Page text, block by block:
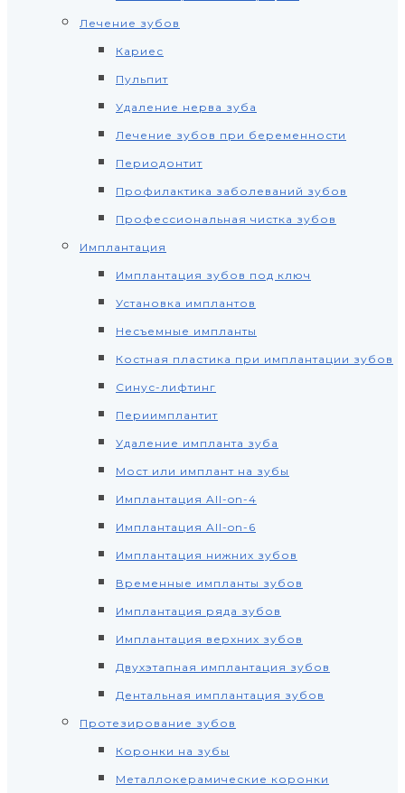
Лечение зубов
Кариес
Пульпит
Удаление нерва зуба
Лечение зубов при беременности
Периодонтит
Профилактика заболеваний зубов
Профессиональная чистка зубов
Имплантация
Имплантация зубов под ключ
Установка имплантов
Несъемные импланты
Костная пластика при имплантации зубов
Синус-лифтинг
Периимплантит
Удаление импланта зуба
Мост или имплант на зубы
Имплантация All-on-4
Имплантация All-on-6
Имплантация нижних зубов
Временные импланты зубов
Имплантация ряда зубов
Имплантация верхних зубов
Двухэтапная имплантация зубов
Дентальная имплантация зубов
Протезирование зубов
Коронки на зубы
Металлокерамические коронки